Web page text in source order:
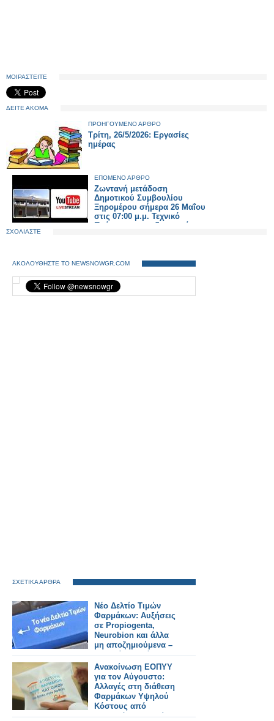
ΜΟΙΡΑΣΤΕΙΤΕ
ΔΕΙΤΕ ΑΚΟΜΑ
ΠΡΟΗΓΟΥΜΕΝΟ ΑΡΘΡΟ
Τρίτη, 26/5/2026: Εργασίες
ημέρας
ΕΠΟΜΕΝΟ ΑΡΘΡΟ
Ζωντανή μετάδοση
Δημοτικού Συμβουλίου
Ξηρομέρου σήμερα 26 Μαΐου
στις 07:00 μ.μ. Τεχνικό
Πρόγραμμα και δημοτικά
ΣΧΟΛΙΑΣΤΕ
ΑΚΟΛΟΥΘΗΣΤΕ ΤΟ NEWSNOWGR.COM
ΣΧΕΤΙΚΑ ΑΡΘΡΑ
Νέο Δελτίο Τιμών
Φαρμάκων: Αυξήσεις
σε Propiogenta,
Neurobion και άλλα
μη αποζημιούμενα –
Τι αλλάζει από
31/7/2026
Ανακοίνωση ΕΟΠΥΥ
για τον Αύγουστο:
Αλλαγές στη διάθεση
Φαρμάκων Υψηλού
Κόστους από
ιδιωτικά φαρμακεία